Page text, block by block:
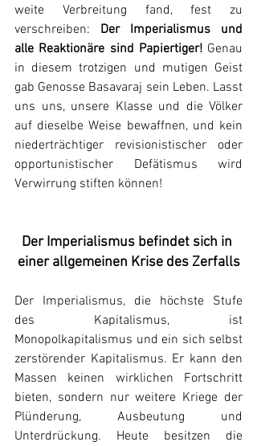
weite Verbreitung fand, fest zu
verschreiben: Der Imperialismus und
alle Reaktionäre sind Papiertiger! Genau
in diesem trotzigen und mutigen Geist
gab Genosse Basavaraj sein Leben. Lasst
uns uns, unsere Klasse und die Völker
auf dieselbe Weise bewaffnen, und kein
niederträchtiger revisionistischer oder
opportunistischer Defätismus wird
Verwirrung stiften können!
Der Imperialismus befindet sich in
einer allgemeinen Krise des Zerfalls
Der Imperialismus, die höchste Stufe
des Kapitalismus, ist
Monopolkapitalismus und ein sich selbst
zerstörender Kapitalismus. Er kann den
Massen keinen wirklichen Fortschritt
bieten, sondern nur weitere Kriege der
Plünderung, Ausbeutung und
Unterdrückung. Heute besitzen die